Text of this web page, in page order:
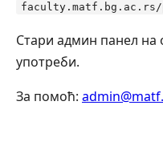
faculty.matf.bg.ac.rs/
Стари админ панел на
употреби.
За помоћ: